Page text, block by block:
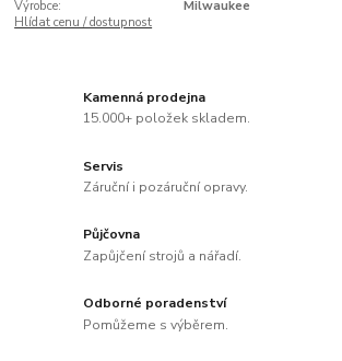
Výrobce:
Milwaukee
Hlídat cenu / dostupnost
Kamenná prodejna
15.000+ položek skladem.
Servis
Záruční i pozáruční opravy.
Půjčovna
Zapůjčení strojů a nářadí.
Odborné poradenství
Pomůžeme s výběrem.